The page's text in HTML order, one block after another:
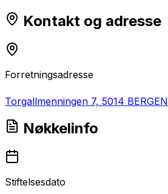
Kontakt og adresse
Forretningsadresse
Torgallmenningen 7, 5014 BERGEN
Nøkkelinfo
Stiftelsesdato